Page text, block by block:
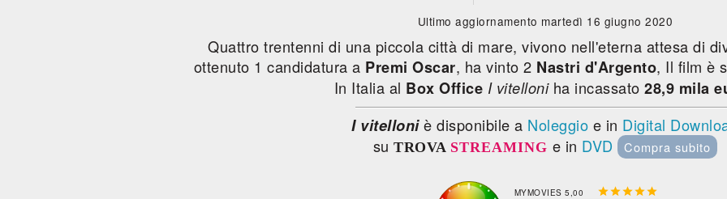
Ultimo aggiornamento martedì 16 giugno 2020
Quattro trentenni di una piccola città di mare, vivono nell'eterna attesa di
ottenuto 1 candidatura a Premi Oscar, ha vinto 2 Nastri d'Argento, Il film è
In Italia al Box Office I vitelloniha incassato28,9 mila
I vitelloniè disponibile a Noleggio e in Digital
suTROVA STREAMING e in DVD Compra subito
MYMOVIES 5,00 